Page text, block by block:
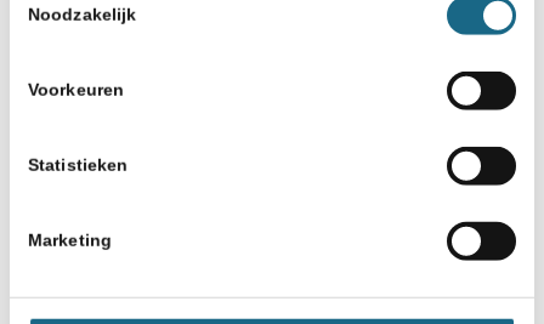
Noodzakelijk
Voorkeuren
Statistieken
Marketing